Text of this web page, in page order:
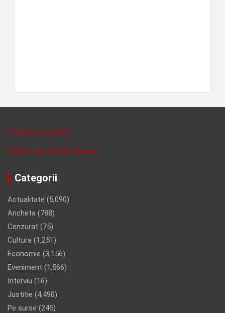
Politica de cookies
Politica de confidentalitate
Categorii
Actualitate (5,090)
Ancheta (788)
Cenzurat (75)
Cultura (1,251)
Economie (3,156)
Eveniment (1,566)
Interviu (16)
Justitie (4,490)
Pe surse (245)